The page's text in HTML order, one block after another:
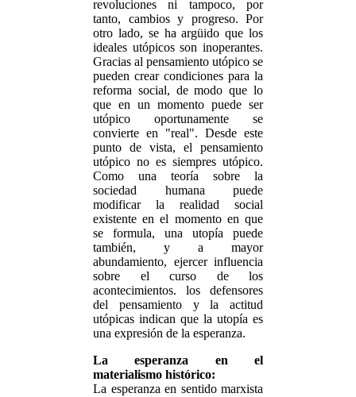
revoluciones ni tampoco, por
tanto, cambios y progreso. Por
otro lado, se ha argüido que los
ideales utópicos son inoperantes.
Gracias al pensamiento utópico se
pueden crear condiciones para la
reforma social, de modo que lo
que en un momento puede ser
utópico oportunamente se
convierte en "real". Desde este
punto de vista, el pensamiento
utópico no es siempres utópico.
Como una teoría sobre la
sociedad humana puede
modificar la realidad social
existente en el momento en que
se formula, una utopía puede
también, y a mayor
abundamiento, ejercer influencia
sobre el curso de los
acontecimientos. los defensores
del pensamiento y la actitud
utópicas indican que la utopía es
una expresión de la esperanza.
La esperanza en el
materialismo histórico:
La esperanza en sentido marxista